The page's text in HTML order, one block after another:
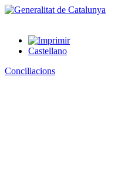
Castellano
Conciliacions